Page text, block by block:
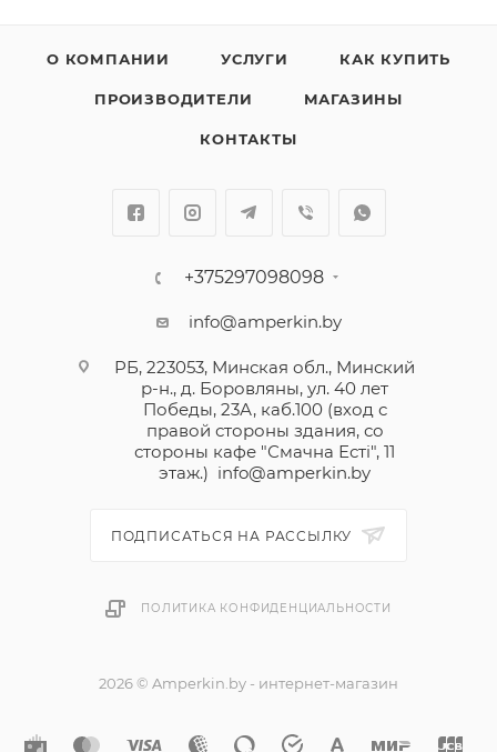
О КОМПАНИИ УСЛУГИ КАК КУПИТЬ
ПРОИЗВОДИТЕЛИ МАГАЗИНЫ
КОНТАКТЫ
+375297098098
info@amperkin.by
РБ, 223053, Минская обл., Минский
р-н., д. Боровляны, ул. 40 лет
Победы, 23А, каб.100 (вход с
правой стороны здания, со
стороны кафе "Смачна Естi", 11
этаж.) info@amperkin.by
ПОДПИСАТЬСЯ НА РАССЫЛКУ
ПОЛИТИКА КОНФИДЕНЦИАЛЬНОСТИ
2026 © Amperkin.by - интернет-магазин